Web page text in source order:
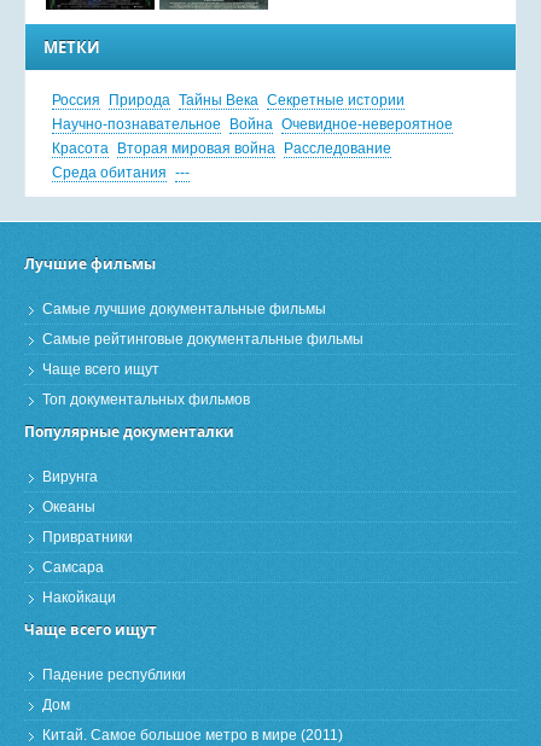
МЕТКИ
Россия Природа Тайны Века Секретные истории
Научно-познавательное
Война Очевидное-невероятное
Красота
Вторая мировая война
Расследование
Среда обитания ---
Лучшие фильмы
Самые лучшие документальные фильмы
Самые рейтинговые документальные фильмы
Чаще всего ищут
Топ документальных фильмов
Популярные документалки
Вирунга
Океаны
Привратники
Самсара
Накойкаци
Чаще всего ищут
Падение республики
Дом
Китай. Самое большое метро в мире (2011)